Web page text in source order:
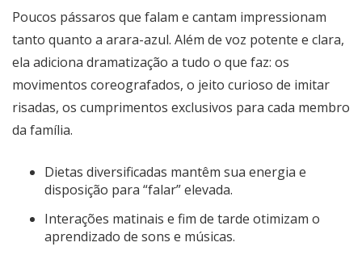
Poucos pássaros que falam e cantam impressionam
tanto quanto a arara-azul. Além de voz potente e clara,
ela adiciona dramatização a tudo o que faz: os
movimentos coreografados, o jeito curioso de imitar
risadas, os cumprimentos exclusivos para cada membro
da família.
Dietas diversificadas mantêm sua energia e
disposição para “falar” elevada.
Interações matinais e fim de tarde otimizam o
aprendizado de sons e músicas.